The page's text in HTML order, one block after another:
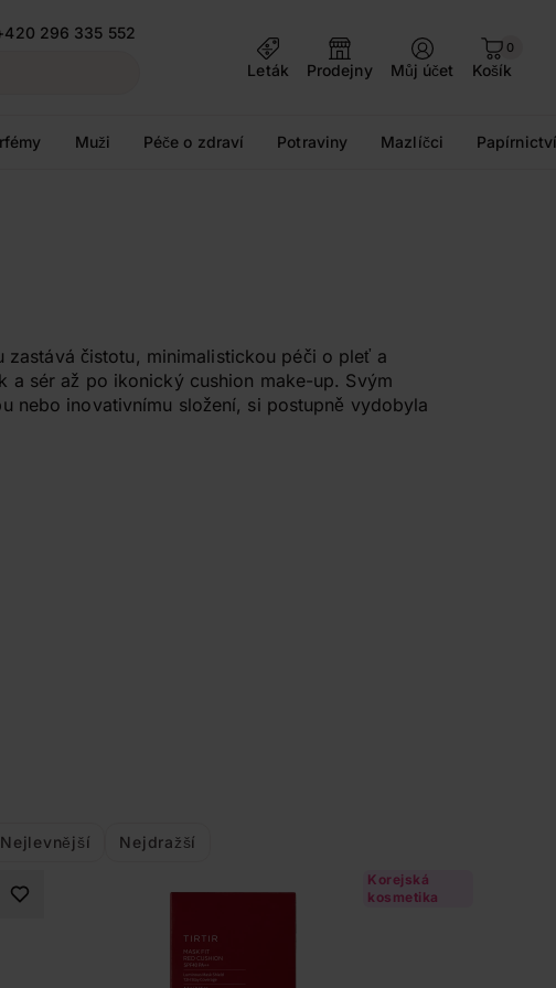
296 335 552
Leták
Prodejny Můj účet
0
Košík
Muži Péče o zdraví Potraviny Mazlíčci
čistotu, minimalistickou péči o pleť a
sér až po ikonický cushion make-up. Svým
nebo inovativnímu složení, si postupně vydobyla
Nejlevnější Nejdražší
Korejská
kosmetika